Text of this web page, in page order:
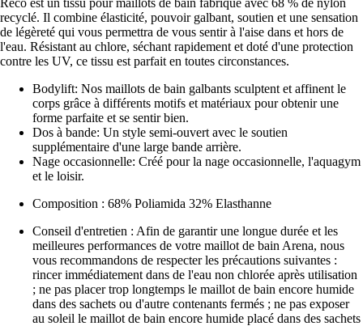
Reco est un tissu pour maillots de bain fabriqué avec 68 % de nylon
recyclé. Il combine élasticité, pouvoir galbant, soutien et une sensation
de légèreté qui vous permettra de vous sentir à l'aise dans et hors de
l'eau. Résistant au chlore, séchant rapidement et doté d'une protection
contre les UV, ce tissu est parfait en toutes circonstances.
Bodylift: Nos maillots de bain galbants sculptent et affinent le
corps grâce à différents motifs et matériaux pour obtenir une
forme parfaite et se sentir bien.
Dos à bande: Un style semi-ouvert avec le soutien
supplémentaire d'une large bande arrière.
Nage occasionnelle: Créé pour la nage occasionnelle, l'aquagym
et le loisir.
Composition : 68% Poliamida 32% Elasthanne
Conseil d'entretien : Afin de garantir une longue durée et les
meilleures performances de votre maillot de bain Arena, nous
vous recommandons de respecter les précautions suivantes :
rincer immédiatement dans de l'eau non chlorée après utilisation
; ne pas placer trop longtemps le maillot de bain encore humide
dans des sachets ou d'autre contenants fermés ; ne pas exposer
au soleil le maillot de bain encore humide placé dans des sachets